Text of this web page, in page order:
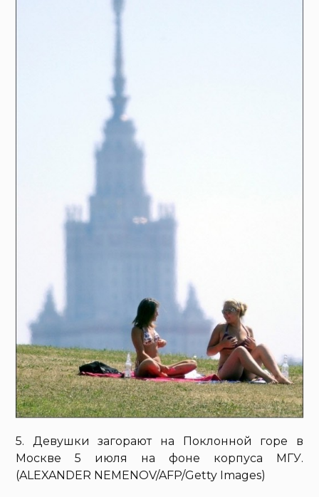
5. Девушки загорают на Поклонной горе в
Москве 5 июля на фоне корпуса МГУ.
(ALEXANDER NEMENOV/AFP/Getty Images)